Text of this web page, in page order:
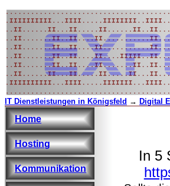
IT Dienstleistungen in Königsfeld → Digital
In 5
Home
Hosting
Kommunikation